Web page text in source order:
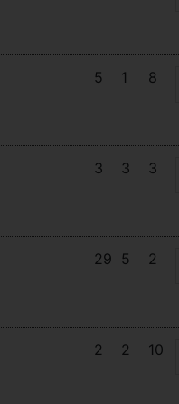
5 1 8
3 3 3
29 5 2
2 2 10